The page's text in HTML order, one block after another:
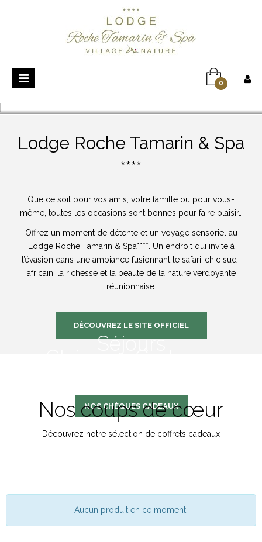
Basculer
navigation
0
Lodge Roche Tamarin & Spa
****
Que ce soit pour vos amis, votre famille ou pour vous-
même, toutes les occasions sont bonnes pour faire plaisir…
Offrez un moment de détente et un voyage sensoriel au
Lodge Roche Tamarin & Spa****. Un endroit qui invite à
l’évasion dans une ambiance fusionnant le safari-chic sud-
africain, la richesse et la beauté de la nature verdoyante
réunionnaise.
DÉCOUVREZ LE SITE OFFICIEL
Séjours
NOS COFFRETS SÉJOURS
NOS CHÈQUES CADEAUX
Nos coups de cœur
Découvrez notre sélection de coffrets cadeaux
Aucun produit en ce moment.